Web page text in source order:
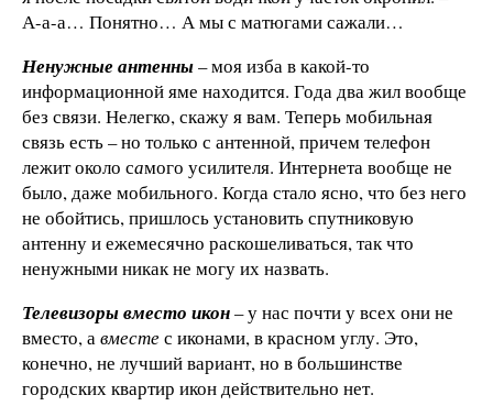
А-а-а… Понятно… А мы с матюгами сажали…
Ненужные антенны– моя изба в какой-то
информационной яме находится. Года два жил вообще
без связи. Нелегко, скажу я вам. Теперь мобильная
связь есть – но только с антенной, причем телефон
лежит около самого усилителя. Интернета вообще не
было, даже мобильного. Когда стало ясно, что без него
не обойтись, пришлось установить спутниковую
антенну и ежемесячно раскошеливаться, так что
ненужными никак не могу их назвать.
Телевизоры вместо икон– у нас почти у всех они не
вместо, авместес иконами, в красном углу. Это,
конечно, не лучший вариант, но в большинстве
городских квартир икон действительно нет.